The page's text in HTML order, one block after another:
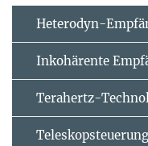
Heterodyn-
Inkohärente
Terahertz-
Teleskopsteuerung